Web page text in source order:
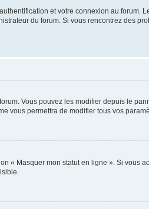
et votre connexion au forum.
du forum. Si vous rencontrez des
Vous pouvez les modifier depuis le
vous permettra de modifier tous vos
« Masquer mon statut en ligne ». Si vous